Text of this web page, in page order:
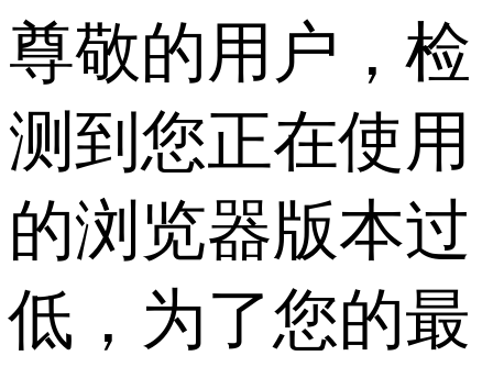
尊敬的用户，检
测到您正在使用
的浏览器版本过
低，为了您的最